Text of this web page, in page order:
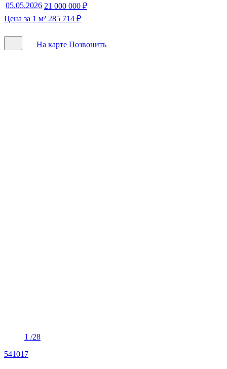
05.05.2026 21 000 000 ₽
Цена за 1 м² 285 714 ₽
На карте Позвонить
1 /28
541017